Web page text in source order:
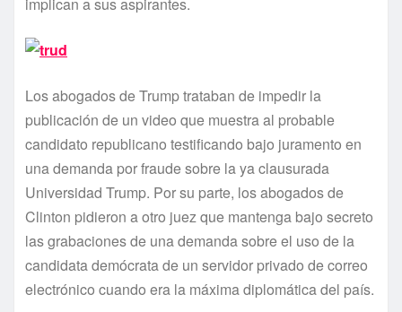
Los abogados de Trump trataban de impedir la
publicación de un video que muestra al probable
candidato republicano testificando bajo juramento en
una demanda por fraude sobre la ya clausurada
Universidad Trump. Por su parte, los abogados de
Clinton pidieron a otro juez que mantenga bajo secreto
las grabaciones de una demanda sobre el uso de la
candidata demócrata de un servidor privado de correo
electrónico cuando era la máxima diplomática del paí­s.